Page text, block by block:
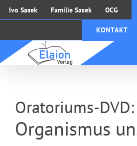
Zum
Inhalt
Ivo Sasek Familie Sasek OCG
KONTAKT
Oratoriums-DVD:
Organismus